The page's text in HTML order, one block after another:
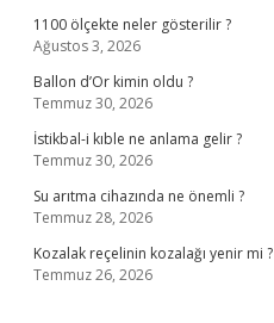
1100 ölçekte neler gösterilir ?
Ağustos 3, 2026
Ballon d’Or kimin oldu ?
Temmuz 30, 2026
İstikbal-i kıble ne anlama gelir ?
Temmuz 30, 2026
Su arıtma cihazında ne önemli ?
Temmuz 28, 2026
Kozalak reçelinin kozalağı yenir mi ?
Temmuz 26, 2026